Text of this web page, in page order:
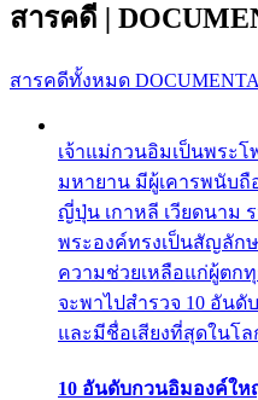
สารคดี |
สารคดีทั้งหมด
เจ้าแม่กวนอิมเป็นพระ
มหายาน มีผู้เคารพนับถื
ญี่ปุ่น เกาหลี เวียดนาม
พระองค์ทรงเป็นสัญลัก
ความช่วยเหลือแก่ผู้ตก
จะพาไปสำรวจ 10 อัน
และมีชื่อเสียงที่สุดในโ
10 อันดับกวนอิมองค์ใ